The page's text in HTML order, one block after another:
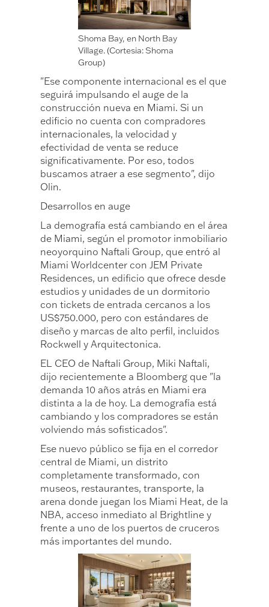
Shoma Bay, en North Bay
Village. (Cortesia: Shoma
Group)
"Ese componente internacional es el que
seguirá impulsando el auge de la
construcción nueva en Miami. Si un
edificio no cuenta con compradores
internacionales, la velocidad y
efectividad de venta se reduce
significativamente. Por eso, todos
buscamos atraer a ese segmento", dijo
Olin.
Desarrollos en auge
La demografía está cambiando en el área
de Miami, según el promotor inmobiliario
neoyorquino Naftali Group, que entró al
Miami Worldcenter con JEM Private
Residences, un edificio que ofrece desde
estudios y unidades de un dormitorio
con tickets de entrada cercanos a los
US$750.000, pero con estándares de
diseño y marcas de alto perfil, incluidos
Rockwell y Arquitectonica.
EL CEO de Naftali Group, Miki Naftali,
dijo recientemente a Bloomberg que "la
demanda 10 años atrás en Miami era
distinta a la de hoy. La demografía está
cambiando y los compradores se están
volviendo más sofisticados".
Ese nuevo público se fija en el corredor
central de Miami, un distrito
completamente transformado, con
museos, restaurantes, transporte, la
arena donde juegan los Miami Heat, de la
NBA, acceso inmediato al Brightline y
frente a uno de los puertos de cruceros
más importantes del mundo.